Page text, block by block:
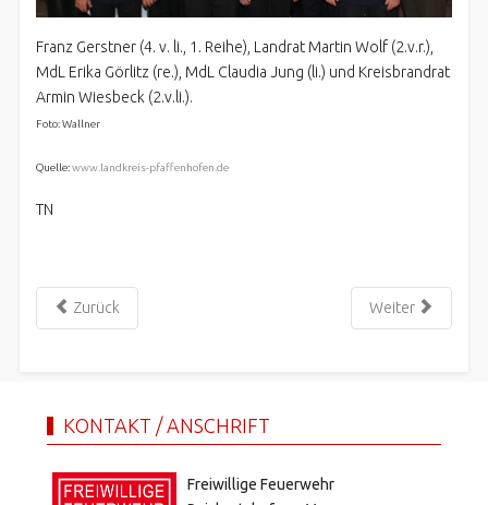
Franz Gerstner (4. v. li., 1. Reihe), Landrat Martin Wolf (2.v.r.),
MdL Erika Görlitz (re.), MdL Claudia Jung (li.) und Kreisbrandrat
Armin Wiesbeck (2.v.li.).
Foto: Wallner
Quelle:www.landkreis-pfaffenhofen.de
TN
Zurück Weiter
KONTAKT / ANSCHRIFT
Freiwillige Feuerwehr